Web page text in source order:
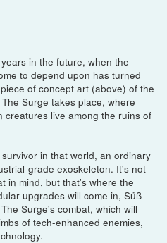
in the future, when the
to depend upon has turned
of concept art (above) of the
Surge takes place, where
creatures live among the ruins of
in that world, an ordinary
grade exoskeleton. It's not
in mind, but that's where the
upgrades will come in, Süß
Surge's combat, which will
of tech-enhanced enemies,